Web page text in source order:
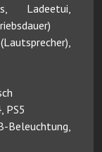
Ladeetui,
PS5